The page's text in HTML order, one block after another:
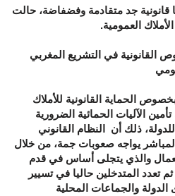
جد متقادمة وفضفاضة، حالت
العمومية.
القانونية في التشريع المغربي
الحماية القانونية للأملاك
الآليات الحمائية الضرورية
ذلك أن النظام القانوني
يواجه صعوبات جمة، من خلال
والذي يتجلى أساس في قدم
تعدد المتدخلين حاليا في تسيير
والجماعات المحلية